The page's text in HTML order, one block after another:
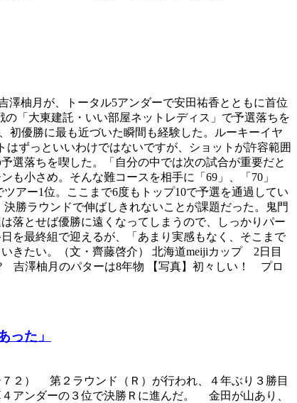
柚月が、トータル5アンダーで安田祐香とともに首位
「大東建託・いい部屋ネットレディス」で予選落ちを
初優勝に最も近づいた瞬間も経験した。ルーキーイヤ
ずっといいわけではないですが、ショットが許容範囲
選落ちを喫した。「自分の中では次の試合が重要だと
小さめ。そんな難コースを相手に「69」、「70」
アー1位。ここまで6度もトップ10で予選を通過してい
勝ラウンドで伸ばしきれないことが課題だった。鬼門
落とせば優勝に遠くなってしまうので、しっかりパー
を最終組で迎えるが、「あまり実感もなく、そこまで
きたい。（文・齊藤啓介） 北海道meijiカップ 2日目
吉澤柚月のパターは8年物 【写真】初々しい！ プロ
った」
２） 第２ラウンド（Ｒ）が行われ、４年ぶり３勝目
アンダーの３位で決勝Ｒに進んだ。 金田が山あり、